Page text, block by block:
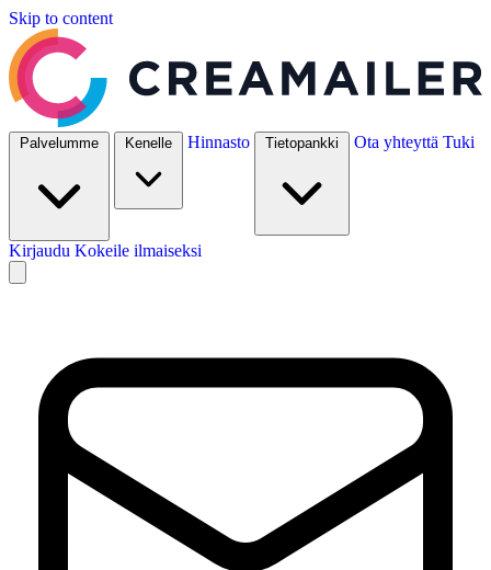
Skip to content
Palvelumme Kenelle Hinnasto Tietopankki Ota yhteyttä Tuki
Kirjaudu Kokeile ilmaiseksi